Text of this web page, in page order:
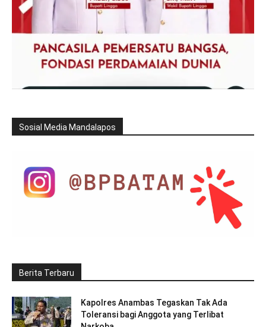
Sosial Media Mandalapos
Berita Terbaru
Kapolres Anambas Tegaskan Tak Ada
Toleransi bagi Anggota yang Terlibat